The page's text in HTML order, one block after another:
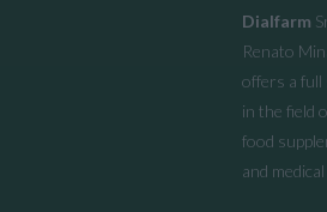
Dialfarm
Renato
offers a full
in the field
food
and medical